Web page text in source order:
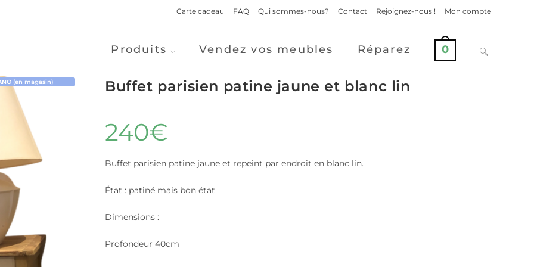
Carte cadeau FAQ Qui sommes-nous? Contact Rejoignez-nous ! Mon compte
Produits Vendez vos meubles Réparez 0
(en magasin) Buffet parisien patine jaune et blanc lin
240€
Buffet parisien patine jaune et repeint par endroit en blanc lin.
État : patiné mais bon état
Dimensions :
Profondeur 40cm